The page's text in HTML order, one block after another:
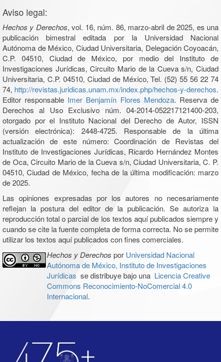
Aviso legal:
Hechos y Derechos, vol. 16, núm. 86, marzo-abril de 2025, es una
publicación bimestral editada por la Universidad Nacional
Autónoma de México, Ciudad Universitaria, Delegación Coyoacán,
C.P. 04510, Ciudad de México, por medio del Instituto de
Investigaciones Jurídicas, Circuito Mario de la Cueva s/n, Ciudad
Universitaria, C.P. 04510, Ciudad de México, Tel. (52) 55 56 22 74
74, http://revistas.juridicas.unam.mx/index.php/hechos-y-derechos.
Editor responsable Imer Benjamín Flores Mendoza. Reserva de
Derechos al Uso Exclusivo núm. 04-2014-052217121400-203,
otorgado por el Instituto Nacional del Derecho de Autor, ISSN
(versión electrónica): 2448-4725. Responsable de la última
actualización de este número: Coordinación de Revistas del
Instituto de Investigaciones Jurídicas, Ricardo Hernández Montes
de Oca, Circuito Mario de la Cueva s/n, Ciudad Universitaria, C. P.
04510, Ciudad de México, fecha de la última modificación: marzo
de 2025.
Las opiniones expresadas por los autores no necesariamente
reflejan la postura del editor de la publicación. Se autoriza la
reproducción total o parcial de los textos aquí publicados siempre y
cuando se cite la fuente completa de forma correcta. No se permite
utilizar los textos aquí publicados con fines comerciales.
Hechos y Derechos por Universidad Nacional
Autónoma de México, Instituto de Investigaciones
Jurídicas se distribuye bajo una Licencia Creative
Commons Reconocimiento-NoComercial 4.0
Internacional.